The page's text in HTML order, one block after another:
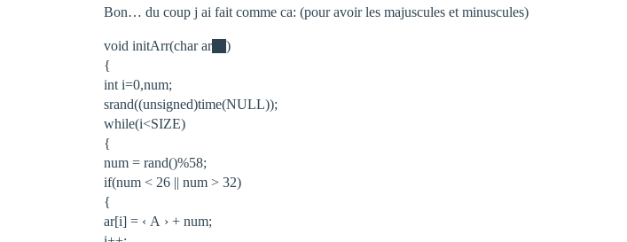
Bon… du coup j ai fait comme ca: (pour avoir les majuscules et minuscules)
void initArr(char ar
)
{
int i=0,num;
srand((unsigned)time(NULL));
while(i<SIZE)
{
num = rand()%58;
if(num < 26 || num > 32)
{
ar[i] = ‹ A › + num;